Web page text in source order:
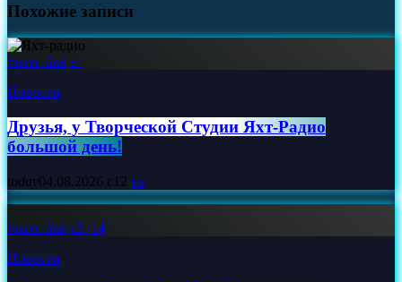
Похожие записи
insert_link
Новости
Друзья, у Творческой Студии Яхт‑Радио
большой день!
today04.08.2026 12
insert_link 3 14
Новости